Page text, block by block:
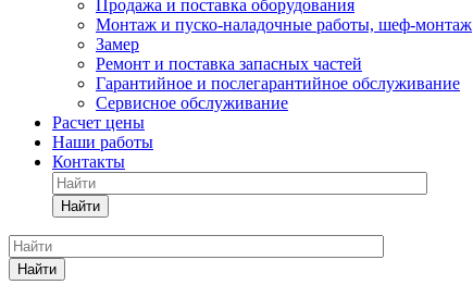
Продажа и поставка оборудования
Монтаж и пуско-наладочные работы, шеф-монтаж
Замер
Ремонт и поставка запасных частей
Гарантийное и послегарантийное обслуживание
Сервисное обслуживание
Расчет цены
Наши работы
Контакты
Найти
Найти